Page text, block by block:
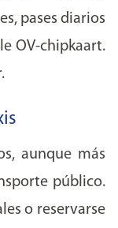
pases diarios
OV-chipkaart.
aunque más
público.
o reservarse